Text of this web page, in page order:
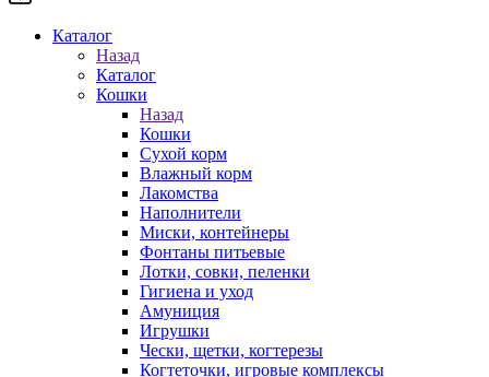
Каталог
Назад
Каталог
Кошки
Назад
Кошки
Сухой корм
Влажный корм
Лакомства
Наполнители
Миски, контейнеры
Фонтаны питьевые
Лотки, совки, пеленки
Гигиена и уход
Амуниция
Игрушки
Чески, щетки, когтерезы
Когтеточки, игровые комплексы